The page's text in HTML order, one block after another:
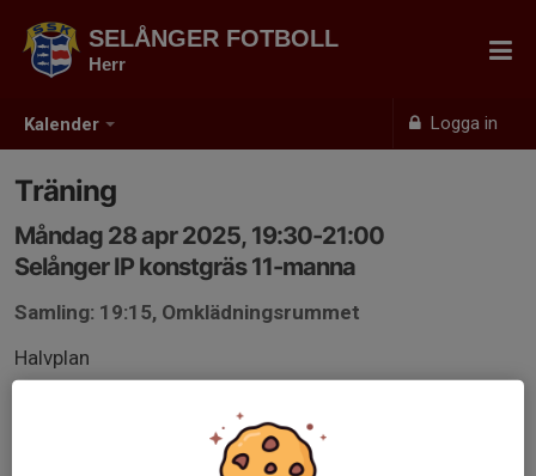
Kalender Logga in
SELÅNGER FOTBOLL
Herr
Träning
Måndag 28 apr 2025, 19:30-21:00
Selånger IP konstgräs 11-manna
Samling: 19:15, Omklädningsrummet
Halvplan